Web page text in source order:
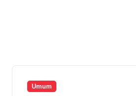
Umum